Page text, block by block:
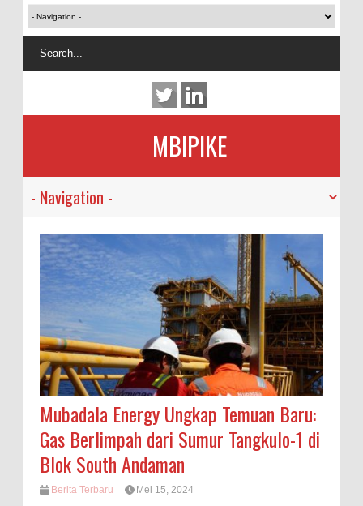
MBIPIKE
Mubadala Energy Ungkap Temuan Baru:
Gas Berlimpah dari Sumur Tangkulo-1 di
Blok South Andaman
Berita Terbaru Mei 15, 2024